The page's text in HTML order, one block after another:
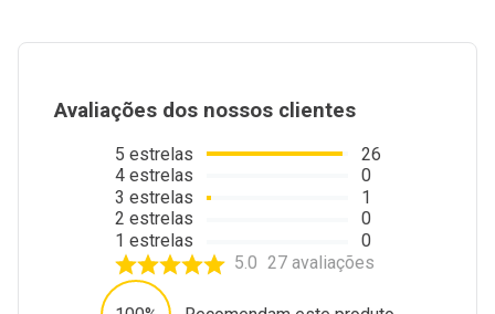
Avaliações dos nossos clientes
5 estrelas
4 estrelas
3 estrelas
2 estrelas
1 estrelas
26
0
1
0
0
5.0 27 avaliações